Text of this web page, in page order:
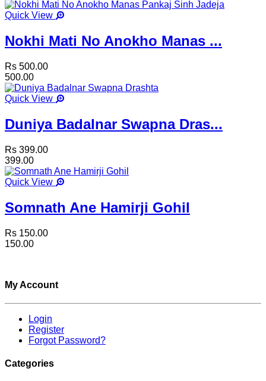
Quick View
Nokhi Mati No Anokho Manas ...
Rs 500.00
500.00
Quick View
Duniya Badalnar Swapna Dras...
Rs 399.00
399.00
Quick View
Somnath Ane Hamirji Gohil
Rs 150.00
150.00
My Account
Login
Register
Forgot Password?
Categories